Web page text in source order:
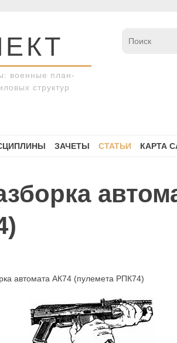
военные план-
структур
ЗАЧЕТЫ СТАТЬИ КАРТА
автомата АК74 (пулемета РПК74)